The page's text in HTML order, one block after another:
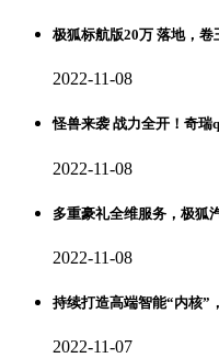
极狐标航版20万 落地，
2022-11-08
怪兽来袭 战力全开！奇
2022-11-08
多重豪礼全维服务，极狐
2022-11-08
持续打造高端智能“内核”
2022-11-07